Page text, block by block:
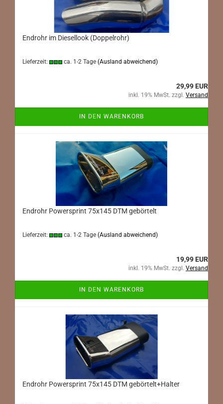
Endrohr im Diesellook (Doppelrohr)
Lieferzeit: ca. 1-2 Tage (Ausland abweichend)
29,99 EUR
inkl. 19% MwSt. zzgl. Versand
IN DEN WARENKORB
Endrohr Powersprint 75x145 DTM gebörtelt
Lieferzeit: ca. 1-2 Tage (Ausland abweichend)
19,99 EUR
inkl. 19% MwSt. zzgl. Versand
IN DEN WARENKORB
Endrohr Powersprint 75x145 DTM gebörtelt+Halter